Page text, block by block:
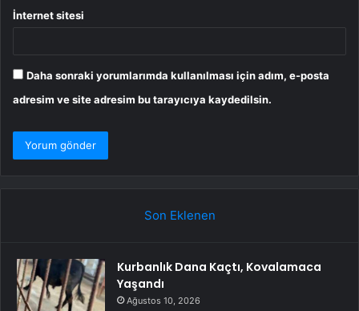
İnternet sitesi
Daha sonraki yorumlarımda kullanılması için adım, e-posta
adresim ve site adresim bu tarayıcıya kaydedilsin.
Son Eklenen
Kurbanlık Dana Kaçtı, Kovalamaca
Yaşandı
Ağustos 10, 2026